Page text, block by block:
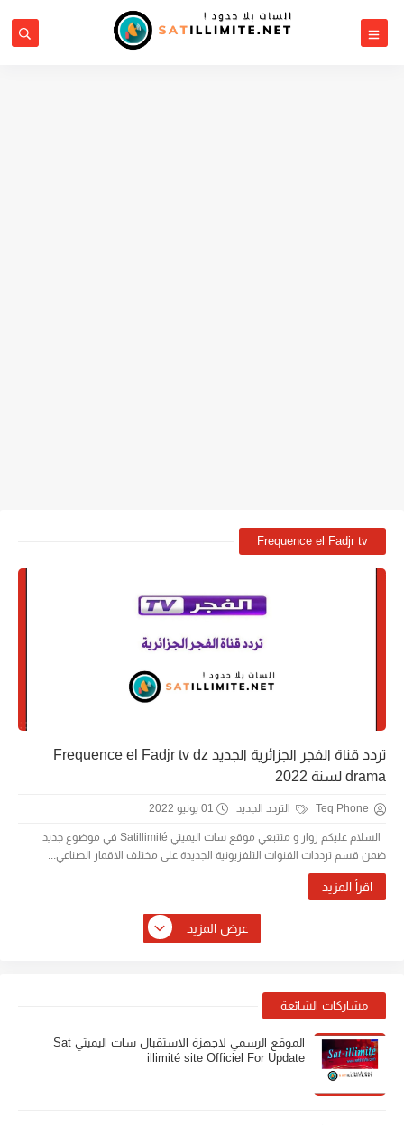
Frequence el Fadjr tv
تردد قناة الفجر الجزائرية الجديد Frequence el Fadjr tv dz
drama لسنة 2022
Teq Phone التردد الجديد 01 يونيو 2022
السلام عليكم زوار و متتبعي موقع سات اليميتي Satillimité في موضوع جديد
ضمن قسم ترددات القنوات التلفزيونية الجديدة على مختلف الاقمار الصناعي...
اقرأ المزيد
عرض المزيد
مشاركات الشائعة
الموقع الرسمي لاجهزة الاستقبال سات اليميتي Sat
illimité site Officiel For Update